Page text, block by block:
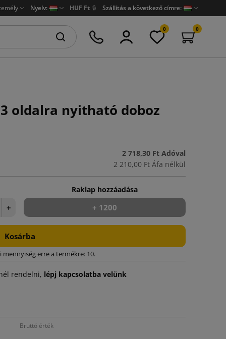
Nyelv: HUF Ft 🔒 Szállítás a következő címre:
0 0
oldalra nyitható doboz
2 718,30 Ft Adóval
2 210,00 Ft Áfa nélkül
+
Raklap hozzáadása
+ 1200
Kosárba
mennyiség erre a termékre: 10.
rendelni, lépj kapcsolatba velünk
Bruttó érték